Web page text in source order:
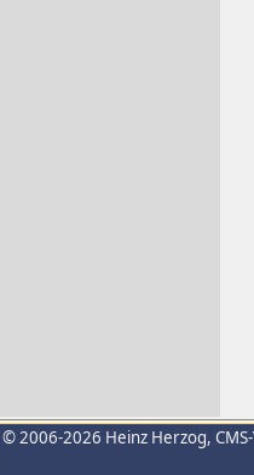
© 2006-2026 Heinz Herzog,